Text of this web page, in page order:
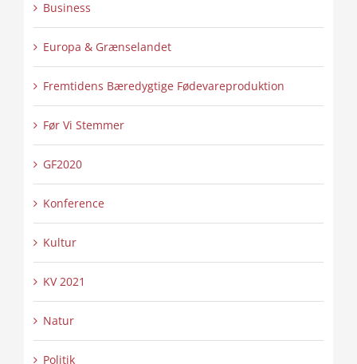
Business
Europa & Grænselandet
Fremtidens Bæredygtige Fødevareproduktion
Før Vi Stemmer
GF2020
Konference
Kultur
KV 2021
Natur
Politik